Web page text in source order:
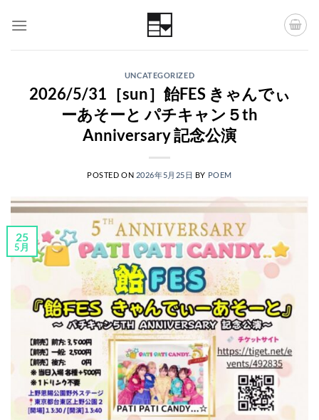
UNCATEGORIZED
2026/5/31［sun］飴FES きゃんでぃ
ーあそーと パチキャン５th
Anniversary 記念公演
POSTED ON 2026年5月25日 BY POEM
25
5月